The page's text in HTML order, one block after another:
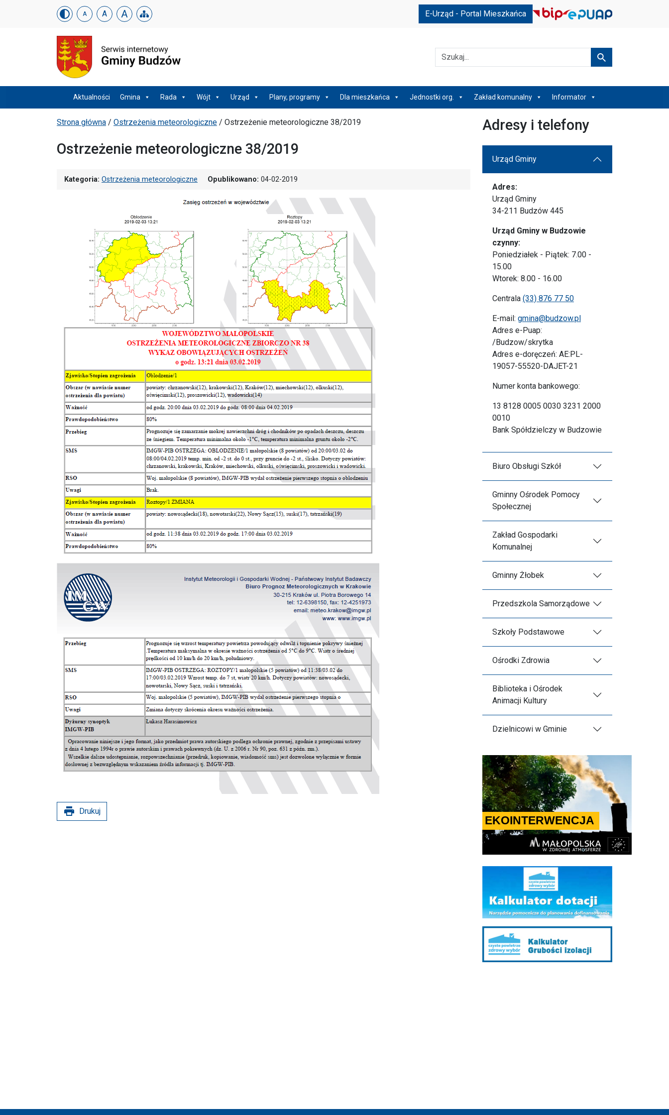
Urząd Gminy w Budzowie
Skip menu A A A E-Urząd - Portal Mieszkańca
Szukaj Szukaj
Menu główneAktualności Gmina Rada Wójt Urząd Plany, programy Dla mieszkańca Jednostki org. Zakład komunalny Informator
Ścieżka powrotu
Strona główna / Ostrzeżenia meteorologiczne / Ostrzeżenie meteorologiczne 38/2019
Ostrzeżenie meteorologiczne 38/2019
Kategoria: Ostrzeżenia meteorologiczne Opublikowano: 04-02-2019
print Drukuj
Adresy i telefony
Urząd Gminy
Adres:
Urząd Gminy
34-211 Budzów 445
Urząd Gminy w Budzowie
czynny:
Poniedziałek - Piątek: 7.00 -
15.00
Wtorek: 8.00 - 16.00
Centrala (33) 876 77 50
E-mail: gmina@budzow.pl
Adres e-Puap:
/Budzow/skrytka
Adres e-doręczeń: AE:PL-
19057-55520-DAJET-21
Numer konta bankowego:
13 8128 0005 0030 3231 2000
0010
Bank Spółdzielczy w Budzowie
Biuro Obsługi Szkół
Gminny Ośrodek Pomocy
Społecznej
Zakład Gospodarki
Komunalnej
Gminny Żłobek
Przedszkola Samorządowe
Szkoły Podstawowe
Ośrodki Zdrowia
Biblioteka i Ośrodek
Animacji Kultury
Dzielnicowi w Gminie